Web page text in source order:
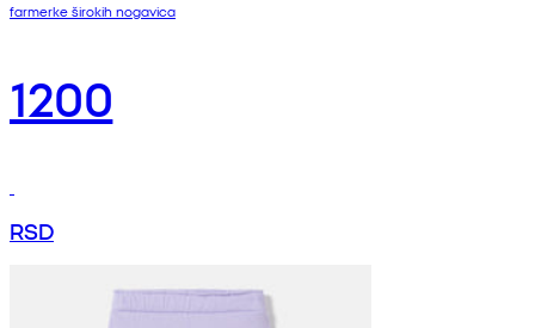
farmerke širokih nogavica
1200
RSD